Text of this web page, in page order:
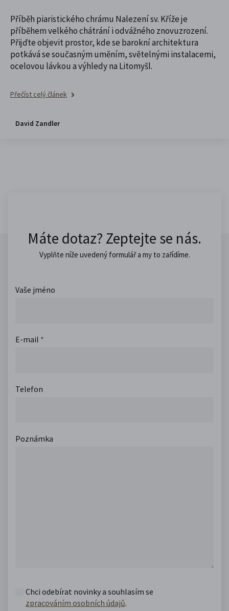
Příběh piaristického chrámu Nalezení sv. Kříže je
příběhem velkého chátrání i odvážného znovuzrození.
Přijďte objevit prostor, kde se barokní architektura
potkává se současným uměním, světelnými instalacemi,
ocelovou lávkou a výhledy na Litomyšl.
Přečíst celý článek
David Zandler
Máte dotaz? Zeptejte se nás.
Vyplňte níže uvedený formulář a my to zařídíme.
Vaše jméno
E-mail *
Telefon
Poznámka
Chci odebírat novinky a souhlasím se
zpracováním osobních údajů.